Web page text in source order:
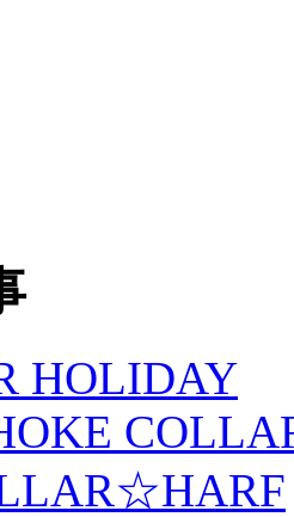
HOLIDAY